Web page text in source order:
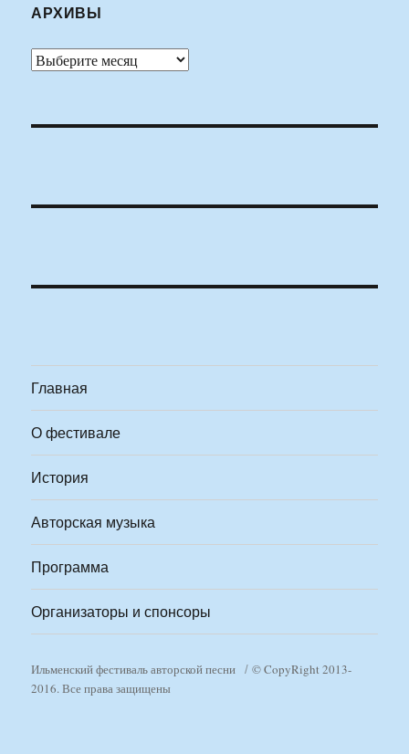
АРХИВЫ
Архивы
Главная
О фестивале
История
Авторская музыка
Программа
Организаторы и спонсоры
Ильменский фестиваль авторской песни
© CopyRight 2013-
2016. Все права защищены